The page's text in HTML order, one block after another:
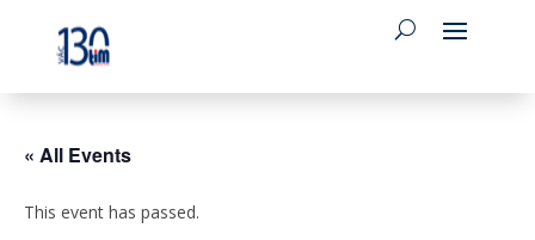
« All Events
This event has passed.